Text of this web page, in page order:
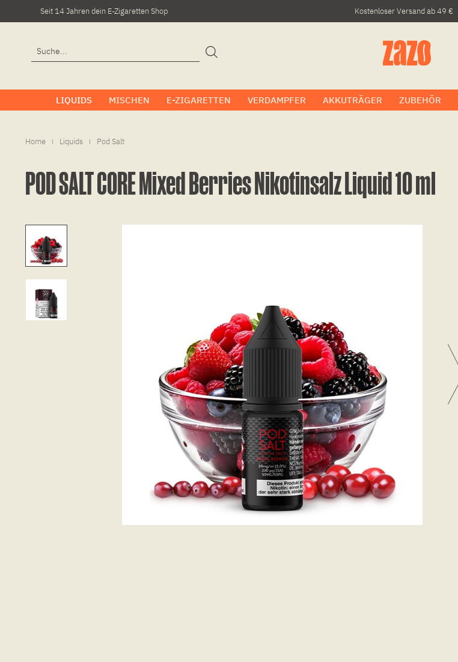
Seit 14 Jahren dein E-Zigaretten Shop Kostenloser Versand ab 49 €
LIQUIDS MISCHEN E-ZIGARETTEN VERDAMPFER AKKUTRÄGER ZUBEHÖR
Home | Liquids | Pod Salt
POD SALT CORE Mixed Berries Nikotinsalz Liquid 10 ml